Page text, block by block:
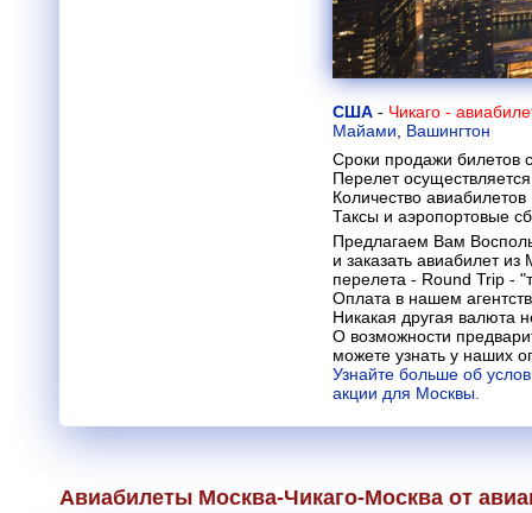
США - Чикаго -
Майами
Вашингтон
Сроки продажи билетов
Перелет
Количество
Таксы и аэропортовые
Предлагаем Вам
и заказать авиабилет
перелета - Round Trip -
Оплата в нашем
Никакая другая валюта
О возможности
можете узнать у наших
Узнайте больше об
акции для Москвы.
Авиабилеты Москва-Чикаго-Москва от